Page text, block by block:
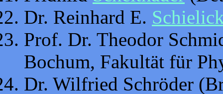
Dr. Reinhard E.
Prof. Dr. Theodor
Bochum, Fakultät für
Dr. Wilfried Schröder